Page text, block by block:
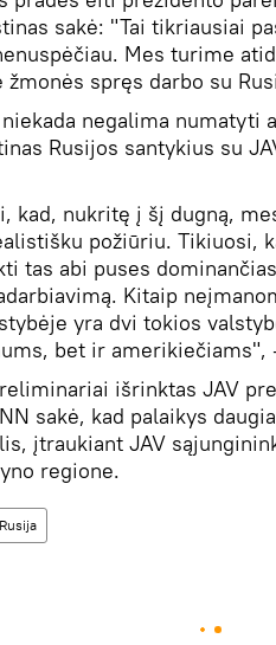
sakė: "Tai tikriausiai
Mes turime
žmonės spręs darbo su
negalima numatyti
Rusijos santykius su
kad, nukritę į šį dugną,
požiūriu. Tikiuosi,
tas abi puses
Kitaip
yra dvi tokios
bet ir amerikiečiams",
išrinktas JAV
sakė, kad palaikys
įtraukiant JAV
regione.
Rusija